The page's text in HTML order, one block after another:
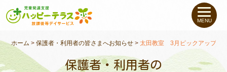
私たちについて
未就学のお子さま（０〜６才）
MENU
ホーム >保護者・利用者の皆さまへお知らせ >太田教室 3月ピックアップイ
保護者・利用者の